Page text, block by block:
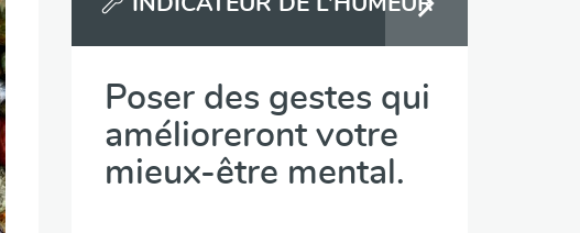
Poser des gestes qui
amélioreront votre
mieux-être mental.